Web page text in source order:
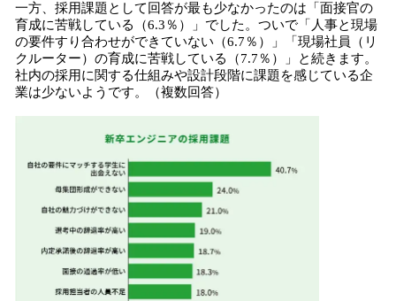
一方、採用課題として回答が最も少なかったのは「面接官の
育成に苦戦している（6.3％）」でした。ついで「人事と現場
の要件すり合わせができていない（6.7％）」「現場社員（リ
クルーター）の育成に苦戦している（7.7％）」と続きます。
社内の採用に関する仕組みや設計段階に課題を感じている企
業は少ないようです。（複数回答）